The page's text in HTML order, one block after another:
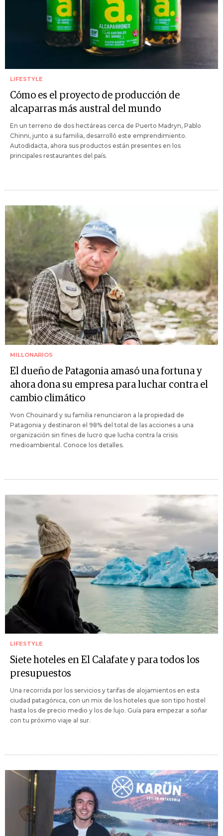
LIFESTYLE
Cómo es el proyecto de producción de
alcaparras más austral del mundo
En un terreno de dos hectáreas cerca de Puerto Madryn, Pablo
Chinni, junto a su familia, desarrolló este emprendimiento.
Autodidacta, ahora sus productos están presentes en los
principales restaurantes del país.
MILLONARIOS
El dueño de Patagonia amasó una fortuna y
ahora dona su empresa para luchar contra el
cambio climático
Yvon Chouinard y su familia renunciaron a la propiedad de
Patagonia y destinaron el 98% del total de las acciones a una
organización sin fines de lucro que lucha contra la crisis
medioambiental. Conoce los detalles.
LIFESTYLE
Siete hoteles en El Calafate y para todos los
presupuestos
Una recorrida por los servicios y tarifas de alojamientos en esta
ciudad patagónica, con un mix de los hoteles que son tipo hostel
hasta los de precio medio y los de lujo. Guía para empezar a soñar
con tu próximo viaje al sur.